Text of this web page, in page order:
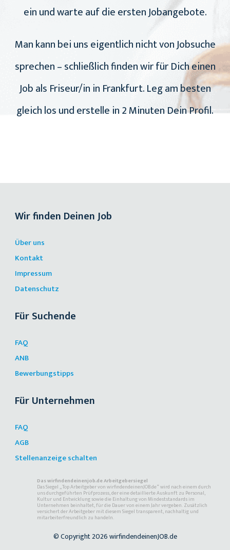
ein und warte auf die ersten Jobangebote.
Man kann bei uns eigentlich nicht von Jobsuche
sprechen – schließlich finden wir für Dich einen
Job als Friseur/in in Frankfurt. Leg am besten
gleich los und erstelle in 2 Minuten Dein Profil.
Wir finden Deinen Job
Über uns
Kontakt
Impressum
Datenschutz
Für Suchende
FAQ
ANB
Bewerbungstipps
Für Unternehmen
FAQ
AGB
Stellenanzeige schalten
Das wirfindendeinenjob.de Arbeitgebersiegel
Das Siegel „Top Arbeitgeber von wirfindendeinenJOB.de“ wird nach einem durch
uns durchgeführten Prüfprozess, der eine detaillierte Auskunft zu Personal,
Kultur und Entwicklung sowie die Einhaltung von Mindeststandards im
Unternehmen beinhaltet, für die Dauer von einem Jahr vergeben. Zusätzlich
versichert der Arbeitgeber mit diesem Siegel transparent, nachhaltig und
mitarbeiterfreundlich zu handeln.
© Copyright 2026 wirfindendeinenJOB.de